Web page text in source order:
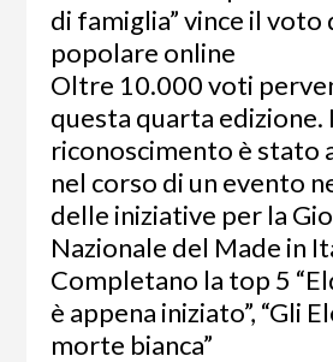
di famiglia” vince il voto
popolare online
Oltre 10.000 voti
questa quarta edizione.
riconoscimento è stato
nel corso di un evento
delle iniziative per la
Nazionale del Made in
Completano la top 5
è appena iniziato”, “Gli
morte bianca”